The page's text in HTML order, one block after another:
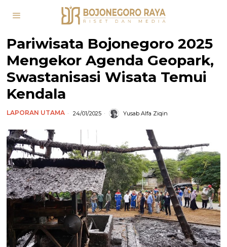
Pariwisata Bojonegoro 2025
Mengekor Agenda Geopark,
Swastanisasi Wisata Temui
Kendala
LAPORAN UTAMA 24/01/2025 Yusab Alfa Ziqin